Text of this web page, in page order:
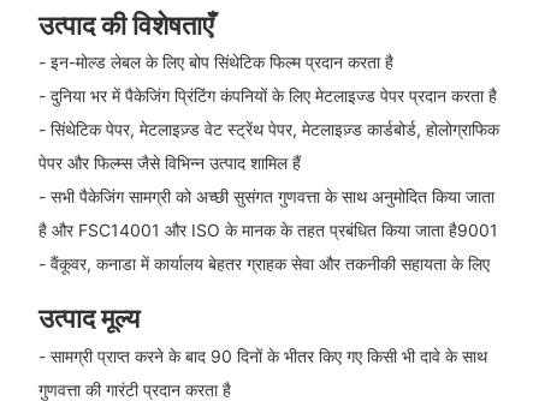
उत्पाद की विशेषताएँ
- इन-मोल्ड लेबल के लिए बोप सिंथेटिक फिल्म प्रदान करता है
- दुनिया भर में पैकेजिंग प्रिंटिंग कंपनियों के लिए मेटलाइज्ड पेपर प्रदान करता है
- सिंथेटिक पेपर, मेटलाइज़्ड वेट स्ट्रेंथ पेपर, मेटलाइज़्ड कार्डबोर्ड, होलोग्राफिक
पेपर और फिल्म्स जैसे विभिन्न उत्पाद शामिल हैं
- सभी पैकेजिंग सामग्री को अच्छी सुसंगत गुणवत्ता के साथ अनुमोदित किया जाता
है और FSC14001 और ISO के मानक के तहत प्रबंधित किया जाता है9001
- वैंकूवर, कनाडा में कार्यालय बेहतर ग्राहक सेवा और तकनीकी सहायता के लिए
उत्पाद मूल्य
- सामग्री प्राप्त करने के बाद 90 दिनों के भीतर किए गए किसी भी दावे के साथ
गुणवत्ता की गारंटी प्रदान करता है